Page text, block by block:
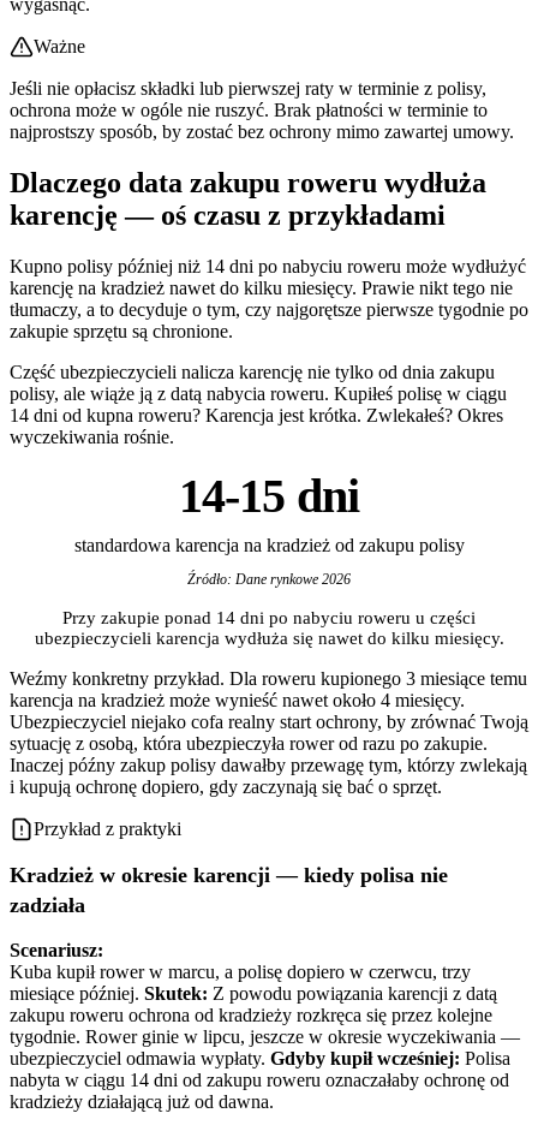
wygasnąć.
Ważne
Jeśli nie opłacisz składki lub pierwszej raty w terminie z polisy,
ochrona może w ogóle nie ruszyć. Brak płatności w terminie to
najprostszy sposób, by zostać bez ochrony mimo zawartej umowy.
Dlaczego data zakupu roweru wydłuża
karencję — oś czasu z przykładami
Kupno polisy później niż 14 dni po nabyciu roweru może wydłużyć
karencję na kradzież nawet do kilku miesięcy. Prawie nikt tego nie
tłumaczy, a to decyduje o tym, czy najgorętsze pierwsze tygodnie po
zakupie sprzętu są chronione.
Część ubezpieczycieli nalicza karencję nie tylko od dnia zakupu
polisy, ale wiąże ją z datą nabycia roweru. Kupiłeś polisę w ciągu
14 dni od kupna roweru? Karencja jest krótka. Zwlekałeś? Okres
wyczekiwania rośnie.
14-15 dni
standardowa karencja na kradzież od zakupu polisy
Źródło: Dane rynkowe 2026
Przy zakupie ponad 14 dni po nabyciu roweru u części
ubezpieczycieli karencja wydłuża się nawet do kilku miesięcy.
Weźmy konkretny przykład. Dla roweru kupionego 3 miesiące temu
karencja na kradzież może wynieść nawet około 4 miesięcy.
Ubezpieczyciel niejako cofa realny start ochrony, by zrównać Twoją
sytuację z osobą, która ubezpieczyła rower od razu po zakupie.
Inaczej późny zakup polisy dawałby przewagę tym, którzy zwlekają
i kupują ochronę dopiero, gdy zaczynają się bać o sprzęt.
Przykład z praktyki
Kradzież w okresie karencji — kiedy polisa nie
zadziała
Scenariusz:
Kuba kupił rower w marcu, a polisę dopiero w czerwcu, trzy
miesiące później. Skutek: Z powodu powiązania karencji z datą
zakupu roweru ochrona od kradzieży rozkręca się przez kolejne
tygodnie. Rower ginie w lipcu, jeszcze w okresie wyczekiwania —
ubezpieczyciel odmawia wypłaty. Gdyby kupił wcześniej: Polisa
nabyta w ciągu 14 dni od zakupu roweru oznaczałaby ochronę od
kradzieży działającą już od dawna.